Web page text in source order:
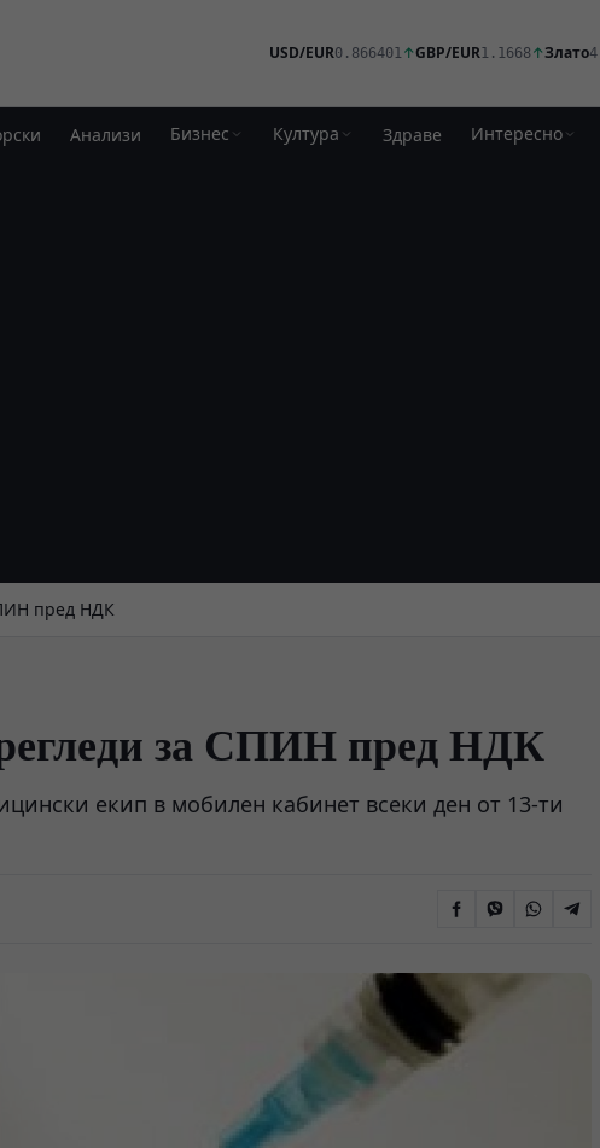
USD/EUR0.866401↑GBP/EUR1.1668↑Злато
Анализи Бизнес Култура Здраве Интересно
пред НДК
за СПИН пред НДК
екип в мобилен кабинет всеки ден от 13-ти